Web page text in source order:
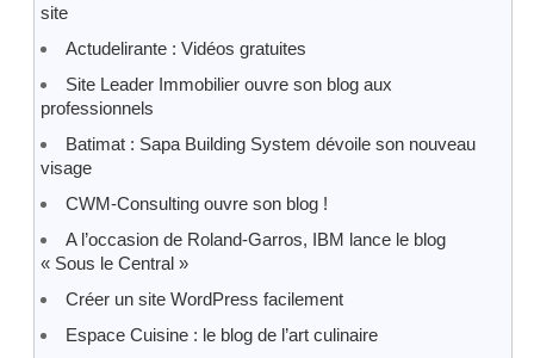
site
Actudelirante : Vidéos gratuites
Site Leader Immobilier ouvre son blog aux
professionnels
Batimat : Sapa Building System dévoile son nouveau
visage
CWM-Consulting ouvre son blog !
A l’occasion de Roland-Garros, IBM lance le blog
« Sous le Central »
Créer un site WordPress facilement
Espace Cuisine : le blog de l’art culinaire